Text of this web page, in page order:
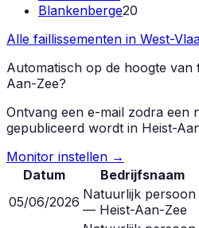
Blankenberge20
Alle faillissementen in West-
Automatisch op de hoogte van
Aan-Zee?
Ontvang een e-mail zodra een
gepubliceerd wordt in Heist-
Monitor instellen →
Datum
Bedrijfsnaam
05/06/2026 Natuurlijk persoon
— Heist-Aan-Zee